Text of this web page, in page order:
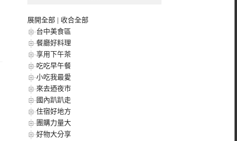
展開全部
收合全部
台中美食區
餐廳好料理
享用下午茶
吃吃早午餐
小吃我最愛
來去迺夜市
國內趴趴走
住宿好地方
團購力量大
好物大分享